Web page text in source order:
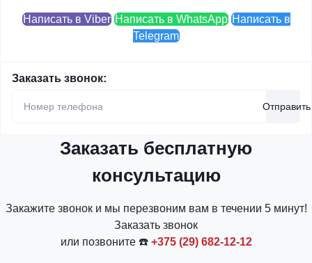
Написать в Viber Написать в WhatsApp Написать в
Telegram
Заказать звонок:
Отправить
Заказать бесплатную
консультацию
Закажите звонок и мы перезвоним вам в течении 5 минут!
Заказать звонок
или позвоните ☎️ +375 (29) 682-12-12